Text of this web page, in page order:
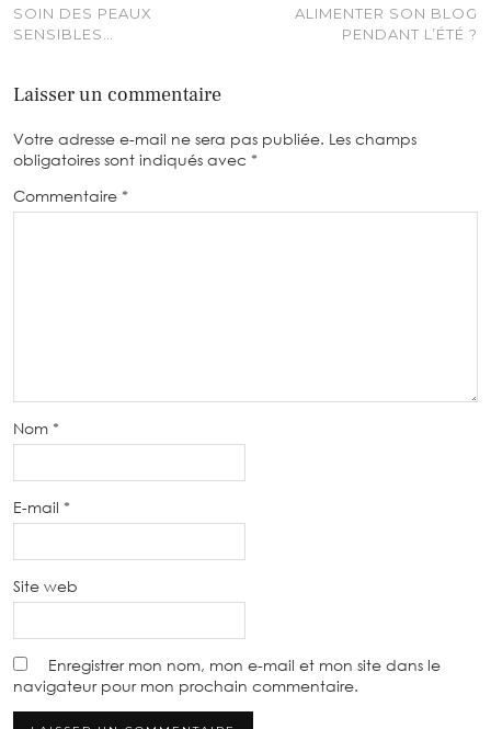
SOIN DES PEAUX
SENSIBLES…
ALIMENTER SON BLOG
PENDANT L’ÉTÉ ?
Laisser un commentaire
Votre adresse e-mail ne sera pas publiée. Les champs
obligatoires sont indiqués avec *
Commentaire *
Nom *
E-mail *
Site web
Enregistrer mon nom, mon e-mail et mon site dans le
navigateur pour mon prochain commentaire.